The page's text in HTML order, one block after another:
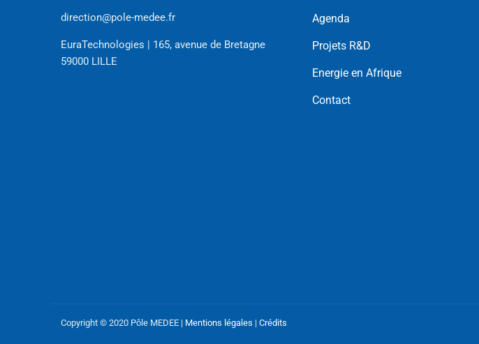
direction@pole-medee.fr
EuraTechnologies | 165, avenue de Bretagne
59000 LILLE
Agenda
Projets R&D
Energie en Afrique
Contact
Copyright © 2020 Pôle MEDEE | Mentions légales | Crédits